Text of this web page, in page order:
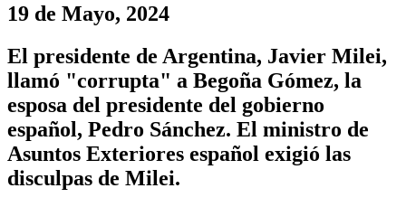
19 de Mayo, 2024
El presidente de Argentina, Javier Milei,
llamó "corrupta" a Begoña Gómez, la
esposa del presidente del gobierno
español, Pedro Sánchez. El ministro de
Asuntos Exteriores español exigió las
disculpas de Milei.